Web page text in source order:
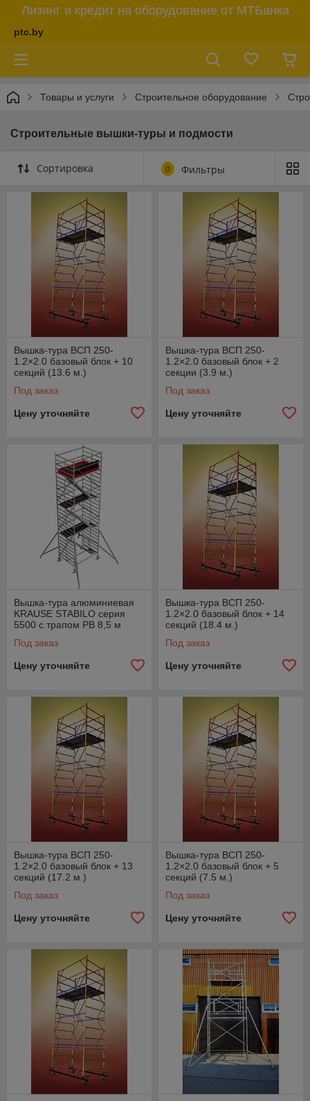
Лизинг и кредит на оборудование от МТБанка
ptc.by
Товары и услуги Строительное оборудование
Строительные вышки-туры и подмости
Сортировка 0 Фильтры
Вышка-тура ВСП 250-
1.2×2.0 базовый блок + 10
секций (13.6 м.)
Под заказ
Цену уточняйте
Вышка-тура ВСП 250-
1.2×2.0 базовый блок + 2
секции (3.9 м.)
Под заказ
Цену уточняйте
Вышка-тура алюминиевая
KRAUSE STABILO серия
5500 с трапом РВ 8,5 м
Под заказ
Цену уточняйте
Вышка-тура ВСП 250-
1.2×2.0 базовый блок + 14
секций (18.4 м.)
Под заказ
Цену уточняйте
Вышка-тура ВСП 250-
1.2×2.0 базовый блок + 13
секций (17.2 м.)
Под заказ
Цену уточняйте
Вышка-тура ВСП 250-
1.2×2.0 базовый блок + 5
секций (7.5 м.)
Под заказ
Цену уточняйте